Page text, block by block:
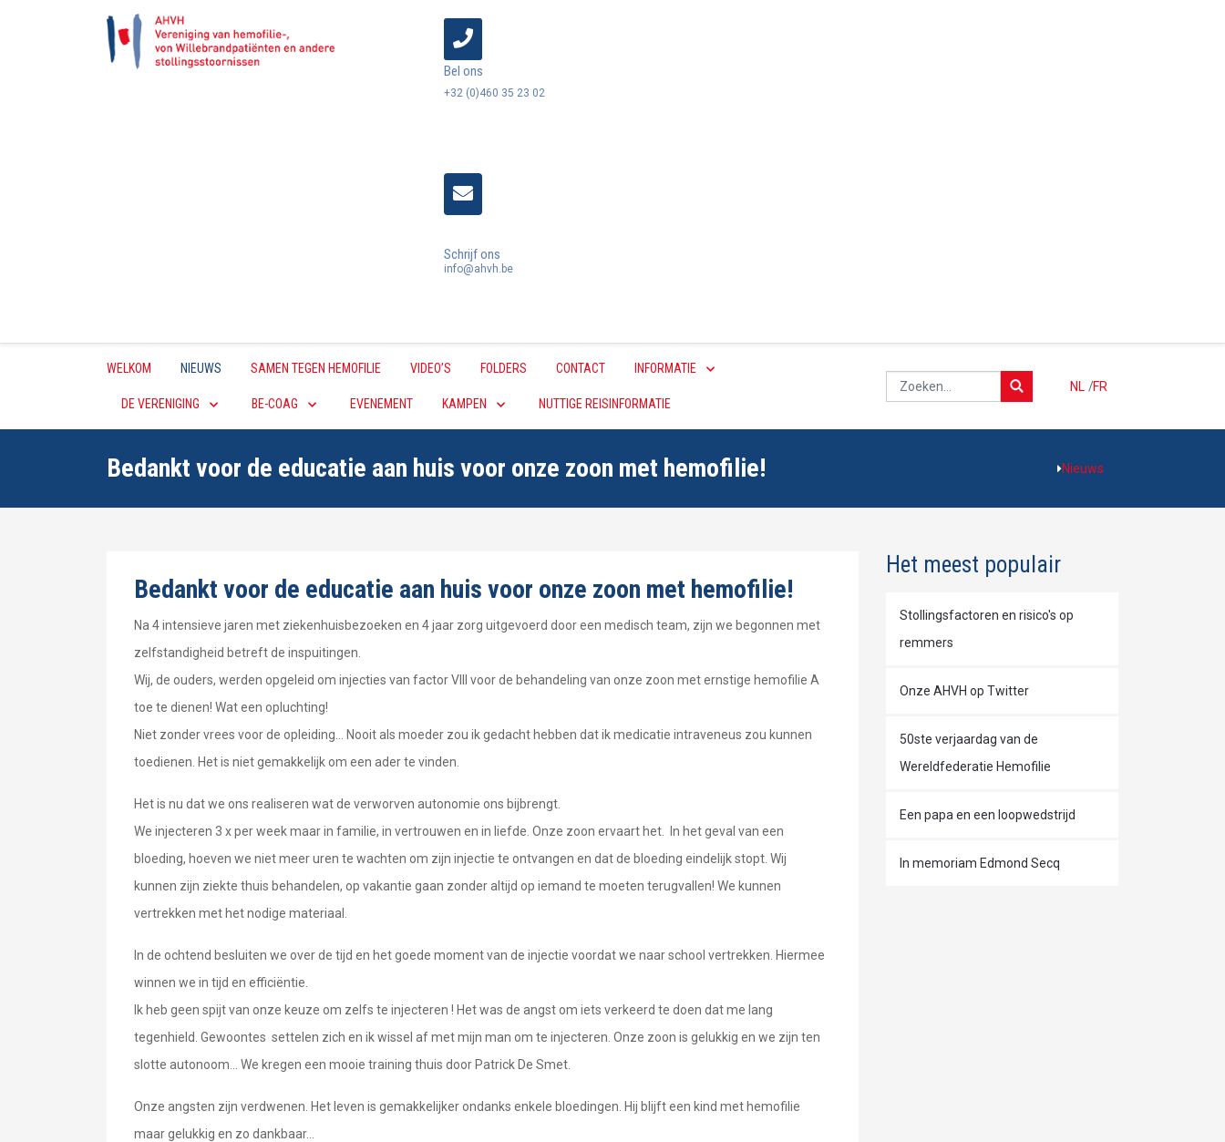
Bel ons
+32 (0)460 35 23 02
Schrijf ons
info@ahvh.be
WELKOM NIEUWS SAMEN TEGEN HEMOFILIE VIDEO’S FOLDERS CONTACT INFORMATIE
DE VERENIGING BE-COAG EVENEMENT KAMPEN NUTTIGE REISINFORMATIE
NL FR
/
Bedankt voor de educatie aan huis voor onze zoon met hemofilie! Nieuws
Bedankt voor de educatie aan huis voor onze zoon met hemofilie!
Na 4 intensieve jaren met ziekenhuisbezoeken en 4 jaar zorg uitgevoerd door een medisch team, zijn we begonnen met
zelfstandigheid betreft de inspuitingen.
Wij, de ouders, werden opgeleid om injecties van factor VIII voor de behandeling van onze zoon met ernstige hemofilie A
toe te dienen! Wat een opluchting!
Niet zonder vrees voor de opleiding... Nooit als moeder zou ik gedacht hebben dat ik medicatie intraveneus zou kunnen
toedienen. Het is niet gemakkelijk om een ader te vinden.
Het is nu dat we ons realiseren wat de verworven autonomie ons bijbrengt.
We injecteren 3 x per week maar in familie, in vertrouwen en in liefde. Onze zoon ervaart het. In het geval van een
bloeding, hoeven we niet meer uren te wachten om zijn injectie te ontvangen en dat de bloeding eindelijk stopt. Wij
kunnen zijn ziekte thuis behandelen, op vakantie gaan zonder altijd op iemand te moeten terugvallen! We kunnen
vertrekken met het nodige materiaal.
In de ochtend besluiten we over de tijd en het goede moment van de injectie voordat we naar school vertrekken. Hiermee
winnen we in tijd en efficiëntie.
Ik heb geen spijt van onze keuze om zelfs te injecteren ! Het was de angst om iets verkeerd te doen dat me lang
tegenhield. Gewoontes settelen zich en ik wissel af met mijn man om te injecteren. Onze zoon is gelukkig en we zijn ten
slotte autonoom... We kregen een mooie training thuis door Patrick De Smet.
Onze angsten zijn verdwenen. Het leven is gemakkelijker ondanks enkele bloedingen. Hij blijft een kind met hemofilie
maar gelukkig en zo dankbaar...
Het meest populair
Stollingsfactoren en risico's op
remmers
Onze AHVH op Twitter
50ste verjaardag van de
Wereldfederatie Hemofilie
Een papa en een loopwedstrijd
In memoriam Edmond Secq